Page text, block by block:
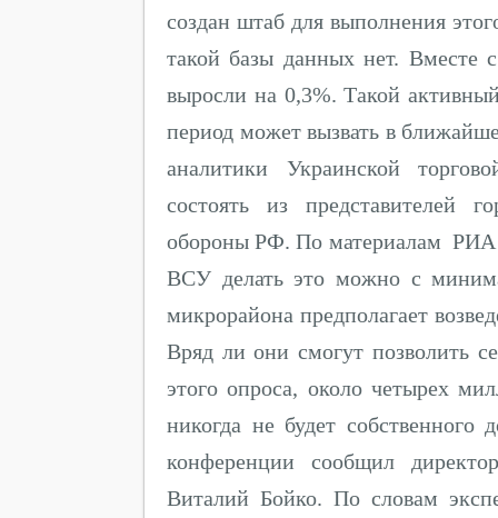
создан штаб для выполнения
такой базы данных нет. Вместе
выросли на 0,3%. Такой
период может вызвать в
аналитики Украинской
состоять из представителей
обороны РФ. По материалам РИА
ВСУ делать это можно с
микрорайона предполагает
Вряд ли они смогут позволить
этого опроса, около четырех
никогда не будет
конференции сообщил
Виталий Бойко. По словам